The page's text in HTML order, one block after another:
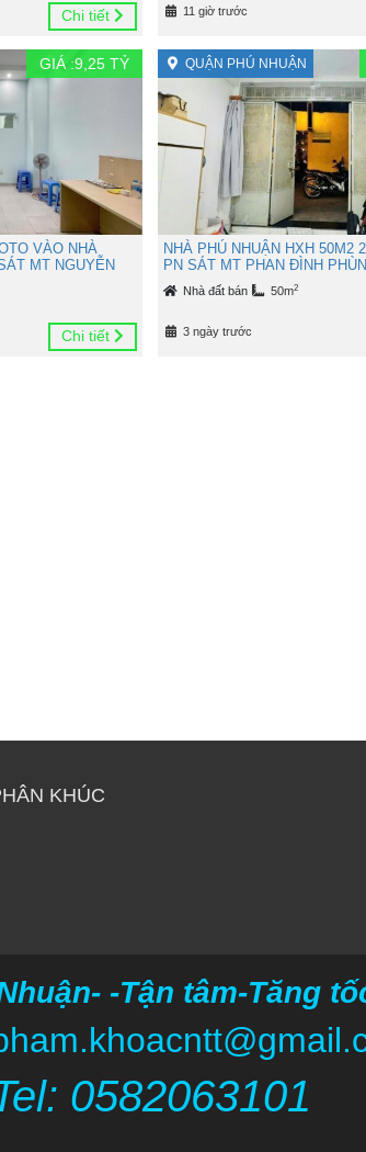
Chi tiết 11 giờ trước
GIÁ :9,25TỶ
VÀO NHÀ
MT NGUYỄN
Chi tiết
QUẬN PHÚ NHUẬN
NHÀ PHÚ NHUẬN HXH 50M2
PN SÁT MT PHAN ĐÌNH
Nhà đất bán 50m2
3 ngày trước
KHÚC
-Tận tâm-Tăng
0582063101